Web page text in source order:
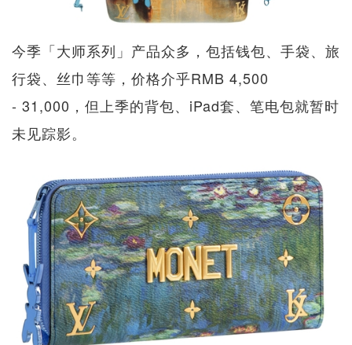
今季「大师系列」产品众多，包括钱包、手袋、旅
行袋、丝巾等等，价格介乎RMB 4,500
- 31,000，但上季的背包、iPad套、笔电包就暂时
未见踪影。